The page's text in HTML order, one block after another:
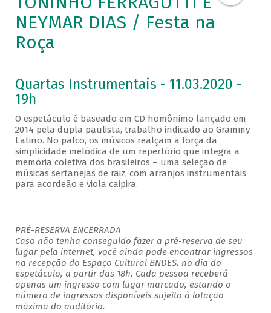
NEYMAR DIAS / Festa na
Roça
Quartas Instrumentais - 11.03.2020 -
19h
O espetáculo é baseado em CD homônimo lançado em
2014 pela dupla paulista, trabalho indicado ao Grammy
Latino. No palco, os músicos realçam a força da
simplicidade melódica de um repertório que integra a
memória coletiva dos brasileiros – uma seleção de
músicas sertanejas de raiz, com arranjos instrumentais
para acordeão e viola caipira.
PRÉ-RESERVA ENCERRADA
Caso não tenha conseguido fazer a pré-reserva de seu
lugar pela internet, você ainda pode encontrar ingressos
na recepção do Espaço Cultural BNDES, no dia do
espetáculo, a partir das 18h. Cada pessoa receberá
apenas um ingresso com lugar marcado, estando o
número de ingressos disponíveis sujeito à lotação
máxima do auditório.